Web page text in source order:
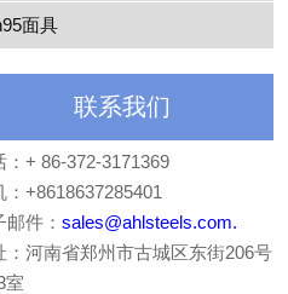
面具
联系我们
：+ 86-372-3171369
：+8618637285401
邮件： sales@ahlsteels.com.
：河南省郑州市古城区东街206号
室